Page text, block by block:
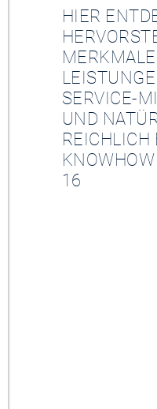
HIER
SERVICE-
UND
16